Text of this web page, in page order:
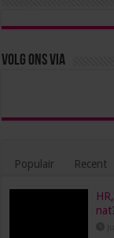
Volg ons via
Populair Recent